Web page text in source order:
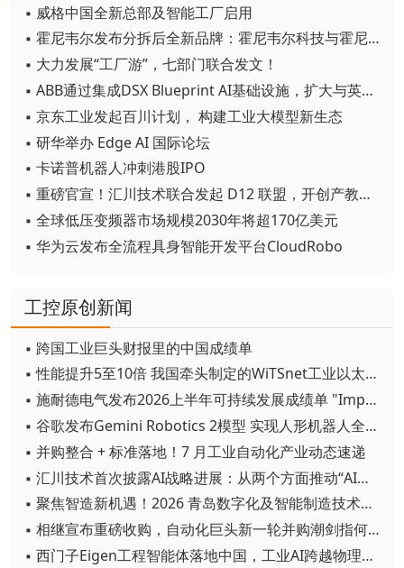
▪ 威格中国全新总部及智能工厂启用
▪ 霍尼韦尔发布分拆后全新品牌：霍尼韦尔科技与霍尼韦尔航空航天
▪ 大力发展“工厂游”，七部门联合发文！
▪ ABB通过集成DSX Blueprint AI基础设施，扩大与英伟达的合作
▪ 京东工业发起百川计划， 构建工业大模型新生态
▪ 研华举办 Edge AI 国际论坛
▪ 卡诺普机器人冲刺港股IPO
▪ 重磅官宣！汇川技术联合发起 D12 联盟，开创产教融合新范式
▪ 全球低压变频器市场规模2030年将超170亿美元
▪ 华为云发布全流程具身智能开发平台CloudRobo
工控原创新闻
▪ 跨国工业巨头财报里的中国成绩单
▪ 性能提升5至10倍 我国牵头制定的WiTSnet工业以太网国际标准正式发布
▪ 施耐德电气发布2026上半年可持续发展成绩单 "Impact 2030"路线图开局稳健
▪ 谷歌发布Gemini Robotics 2模型 实现人形机器人全身智能控制突破
▪ 并购整合 + 标准落地！7 月工业自动化产业动态速递
▪ 汇川技术首次披露AI战略进展：从两个方面推动“AI业务化”落地
▪ 聚焦智造新机遇！2026 青岛数字化及智能制造技术论坛圆满落幕
▪ 相继宣布重磅收购，自动化巨头新一轮并购潮剑指何方？
▪ 西门子Eigen工程智能体落地中国，工业AI跨越物理世界“确定性”拐点